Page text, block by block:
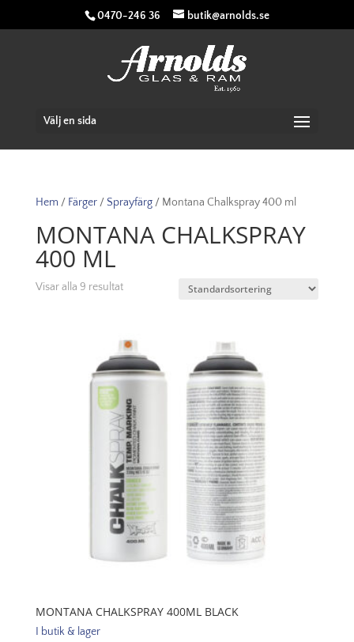
0470-246 36 butik@arnolds.se
Välj en sida
Hem / Färger/ Sprayfärg/ Montana Chalkspray 400 ml
MONTANA CHALKSPRAY
400 ML
Visar alla 9 resultat
MONTANA CHALKSPRAY 400ML BLACK
I butik & lager